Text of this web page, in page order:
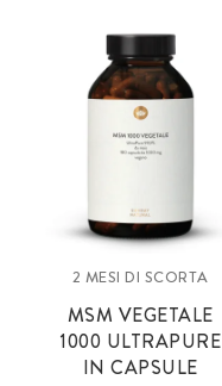
2 MESI DI SCORTA
MSM VEGETALE
1000 ULTRAPURE
IN CAPSULE